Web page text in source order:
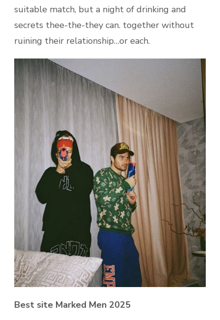
suitable match, but a night of drinking and
secrets thee-the-they can. together without
ruining their relationship…or each.
Best site Marked Men 2025